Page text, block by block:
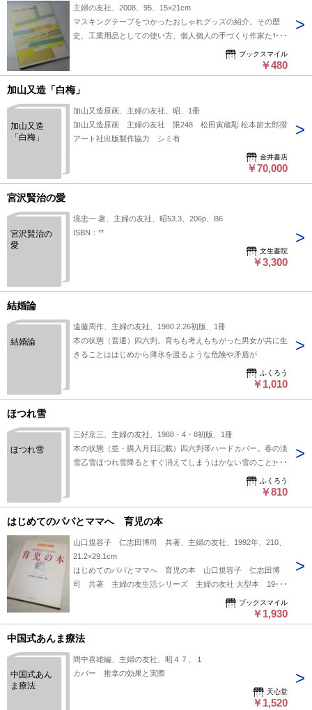
主婦の友社、2008、95、15×21cm
マスキングテープをつかったおしゃれグッズの紹介。その歴
史、工業用品としての使い方、個人個人の手づくり作家たちの
アートでの使い方の紹介。 単行本ソフトカバー 全95ペー
ジ 2008年発行 本の状態：B 美本 本のサイズ：W15cm
H21cm
ブックスマイル
￥480
加山又造「白梅」
加山又造
「白梅」
加山又造原画、主婦の友社、昭、1冊
加山又造原画 主婦の友社 限248 松田寅蔵彫 松本節太郎摺
アート社出版製作協力 シミ有
金井書店
￥70,000
宮沢賢治の愛
宮沢賢治の
愛
境忠一 著、主婦の友社、昭53.3、206p、B6
ISBN：**
文生書院
￥3,300
結婚論
結婚論
遠藤周作、主婦の友社、1980.2.26初版、1冊
本の状態（普通）四六判。育ちも考えもちがった男女が共に生
きることははじめから薄氷を渡るような危険や矛盾が
ふくろう
￥1,010
ほつれ雪
ほつれ雪
三好京三、主婦の友社、1988・4・8初版、1冊
本の状態（並・購入月日記載）四六判帯ハードカバー。春の淡
雪乙雪ほつれ雪降るとすぐ消えてしまうはかない雪のこと女ゴ
ふくろう
￥810
はじめてのパパとママへ 育児の本
山口規容子 仁志田博司 共著、主婦の友社、1992年、210、
21.2×29.1cm
はじめてのパパとママへ 育児の本 山口規容子 仁志田博
司 共著 主婦の友生活シリーズ 主婦の友社 大型本 1992
年発行 210P 21.2×29.1cm 本の状態：多少の黄ばみあり、
ブックスマイル
￥1,930
中国式あんま療法
中国式あん
ま療法
間中喜雄編、主婦の友社、昭４７、１
カバー 推拿の効果と実際
天心堂
￥1,520